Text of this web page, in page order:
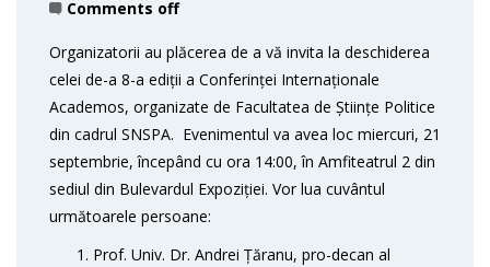
Comments off
Organizatorii au plăcerea de a vă invita la deschiderea
celei de-a 8-a ediții a Conferinței Internaționale
Academos, organizate de Facultatea de Științe Politice
din cadrul SNSPA. Evenimentul va avea loc miercuri, 21
septembrie, începând cu ora 14:00, în Amfiteatrul 2 din
sediul din Bulevardul Expoziției. Vor lua cuvântul
următoarele persoane:
Prof. Univ. Dr. Andrei Țăranu, pro-decan al